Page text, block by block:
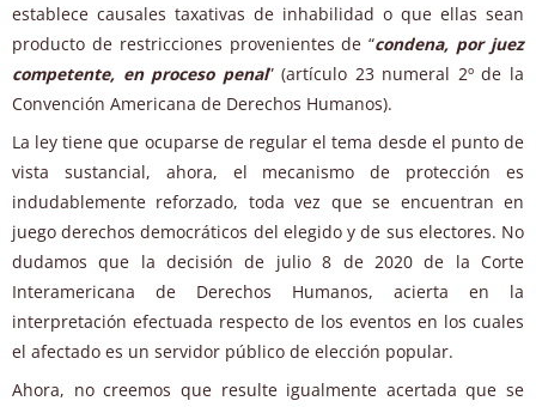
establece causales taxativas de inhabilidad o que ellas sean
producto de restricciones provenientes de “condena, por juez
competente, en proceso penal” (artículo 23 numeral 2º de la
Convención Americana de Derechos Humanos).
La ley tiene que ocuparse de regular el tema desde el punto de
vista sustancial, ahora, el mecanismo de protección es
indudablemente reforzado, toda vez que se encuentran en
juego derechos democráticos del elegido y de sus electores. No
dudamos que la decisión de julio 8 de 2020 de la Corte
Interamericana de Derechos Humanos, acierta en la
interpretación efectuada respecto de los eventos en los cuales
el afectado es un servidor público de elección popular.
Ahora, no creemos que resulte igualmente acertada que se